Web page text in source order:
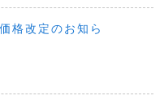
格改定のお知ら